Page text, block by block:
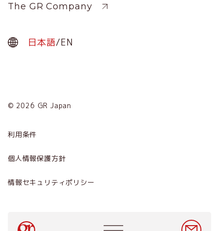
Main
The GR Company
日本語/EN
© 2026 GR Japan
Term
利用条件
個人情報保護方針
情報セキュリティポリシー